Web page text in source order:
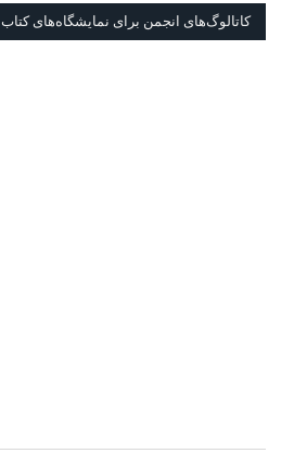
كاتالوگ‌های انجمن برای نمايشگاه‌های كتاب 2016 – 2017